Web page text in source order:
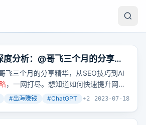
度分析：@哥飞三个月的分享大
商业智慧、SEO技巧、AI赚钱一
飞三个月的分享精华，从SEO技巧到AI
，一网打尽。想知道如何快速提升网站
利用ChatGPT向量，还是用AI创造财富？
#出海赚钱 #ChatGPT +2 2023-07-18